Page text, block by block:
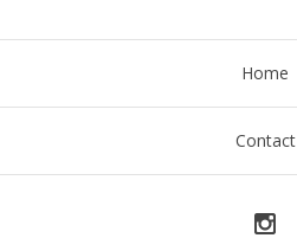
Home
Contact